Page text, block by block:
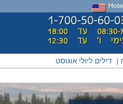
דילים ליולי אוגוסט |